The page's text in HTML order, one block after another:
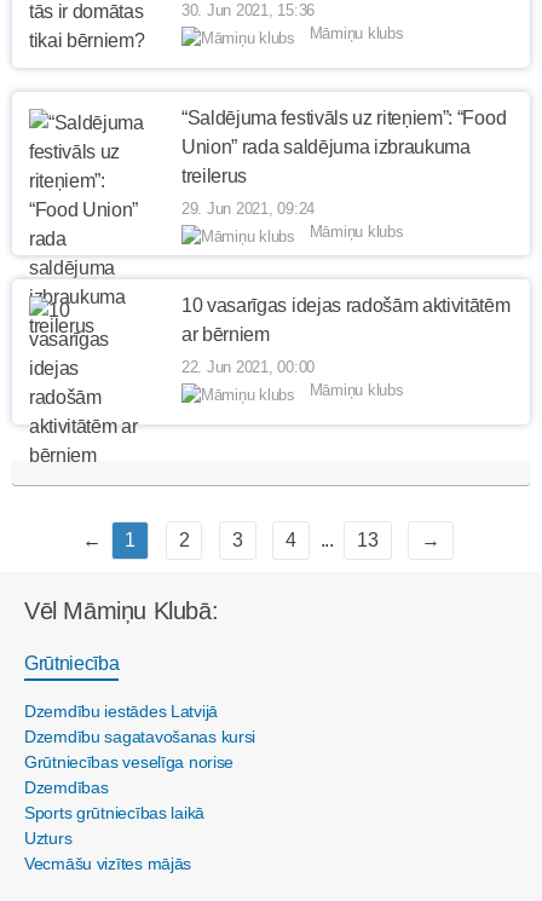
30. Jun 2021, 15:36
Māmiņu klubs
“Saldējuma festivāls uz riteņiem”: “Food
Union” rada saldējuma izbraukuma
treilerus
29. Jun 2021, 09:24
Māmiņu klubs
10 vasarīgas idejas radošām aktivitātēm
ar bērniem
22. Jun 2021, 00:00
Māmiņu klubs
← 1 2 3 4 ... 13 →
Vēl Māmiņu Klubā:
Grūtniecība
Dzemdību iestādes Latvijā
Dzemdību sagatavošanas kursi
Grūtniecības veselīga norise
Dzemdības
Sports grūtniecības laikā
Uzturs
Vecmāšu vizītes mājās